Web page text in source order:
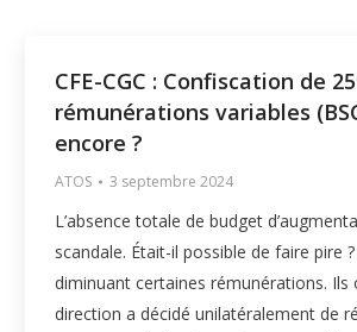
CFE-CGC : Confiscation de
rémunérations variables
encore ?
ATOS 3 septembre 2024
L’absence totale de budget
scandale. Était-il possible de faire pire
diminuant certaines rémunérations. Ils
direction a décidé unilatéralement de